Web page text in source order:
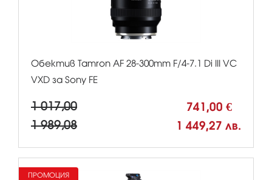
Обектив Tamron AF 28-300mm F/4-7.1 Di III VC
VXD за Sony FE
1 017,00 741,00 €
1 989,08 1 449,27 лв.
ПРОМОЦИЯ